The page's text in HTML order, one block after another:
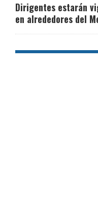
Dirigentes estarán
en alrededores del